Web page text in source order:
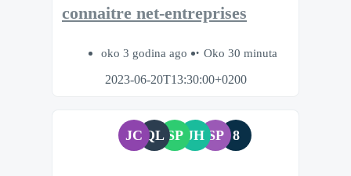
connaitre net-entreprises
oko 3 godina ago
Oko 30 minuta
2023-06-20T13:30:00+0200
JC QL SP JH SP 8